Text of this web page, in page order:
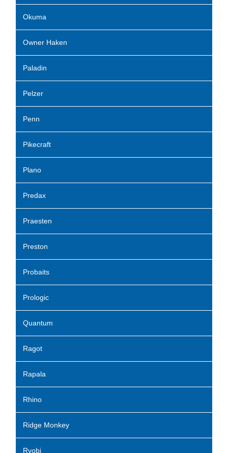
Okuma
Owner Haken
Paladin
Pelzer
Penn
Pikecraft
Plano
Predax
Praesten
Preston
Probaits
Prologic
Quantum
Ragot
Rapala
Rhino
Ridge Monkey
Ryobi